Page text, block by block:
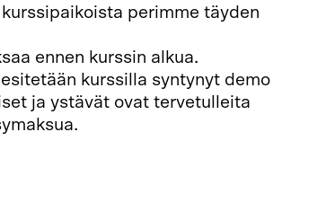
perimme täyden
ennen kurssin alkua.
kurssilla syntynyt demo
ja ystävät ovat tervetulleita